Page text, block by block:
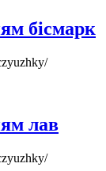
бісмарк
лав